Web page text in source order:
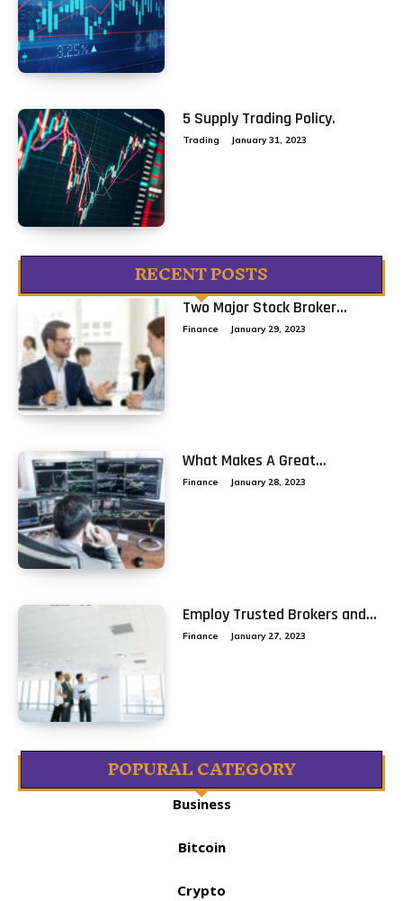
5 Supply Trading Policy.
Trading January 31, 2023
RECENT POSTS
Two Major Stock Broker...
Finance January 29, 2023
What Makes A Great...
Finance January 28, 2023
Employ Trusted Brokers and...
Finance January 27, 2023
POPURAL CATEGORY
Business
Bitcoin
Crypto